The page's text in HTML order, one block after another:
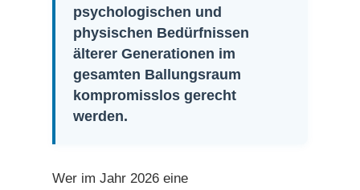
psychologischen und
physischen Bedürfnissen
älterer Generationen im
gesamten Ballungsraum
kompromisslos gerecht
werden.
Wer im Jahr 2026 eine